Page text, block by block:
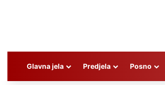
Glavna jela Predjela Posno